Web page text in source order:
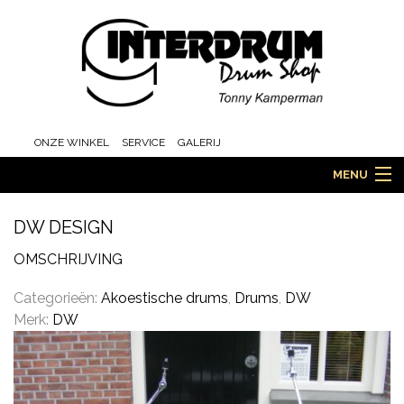
ONZE WINKEL SERVICE GALERIJ
MENU
HOME
DRUMS
ORCHESTRA EN MARCHING
DW DESIGN
OMSCHRIJVING
Categorieën: Akoestische drums, Drums, DW
Merk: DW